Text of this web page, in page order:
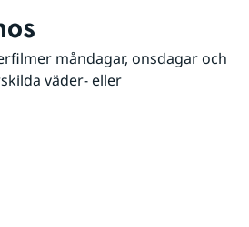
måndagar, onsdagar och
väder- eller